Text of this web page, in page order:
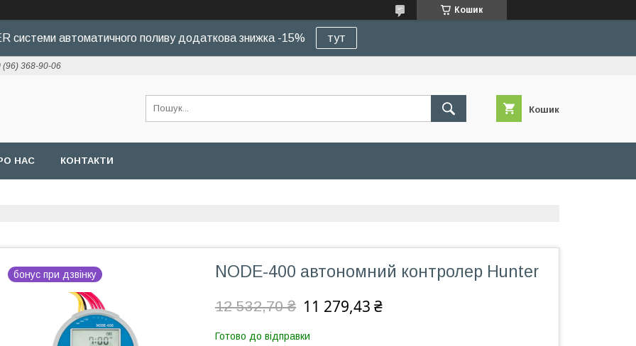
Кошик
системи автоматичного поливу додаткова знижка -15% тут
(96) 368-90-06
Кошик
НАС КОНТАКТИ
бонус при дзвінку NODE-400 автономний контролер Hunter
12 532,70 ₴ 11 279,43 ₴
Готово до відправки